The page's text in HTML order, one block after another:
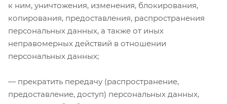
к ним, уничтожения, изменения, блокирования,
копирования, предоставления, распространения
персональных данных, а также от иных
неправомерных действий в отношении
персональных данных;
— прекратить передачу (распространение,
предоставление, доступ) персональных данных,